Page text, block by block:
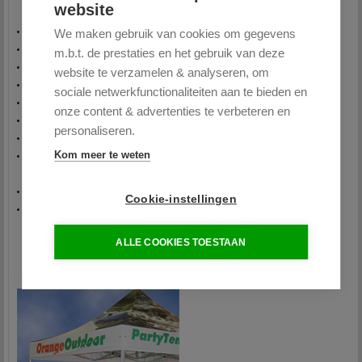
website
We maken gebruik van cookies om gegevens
m.b.t. de prestaties en het gebruik van deze
website te verzamelen & analyseren, om
sociale netwerkfunctionaliteiten aan te bieden en
onze content & advertenties te verbeteren en
personaliseren.
Kom meer te weten
Cookie-instellingen
ALLE COOKIES TOESTAAN
4,5 m wand met raam met (oprolbaar) gordijn,
300 gr m² polyester met PVC coating dak
300 gr/m² polyester met PVC coating zijwanden
staanders hexagon 50 mm, wanddikte 2 mm
haringen
opbergen/vervoeren in zware pvc transport/opberghoes met losse
Koppelen van meerdere tenten mogelijk dmv een regengoot.